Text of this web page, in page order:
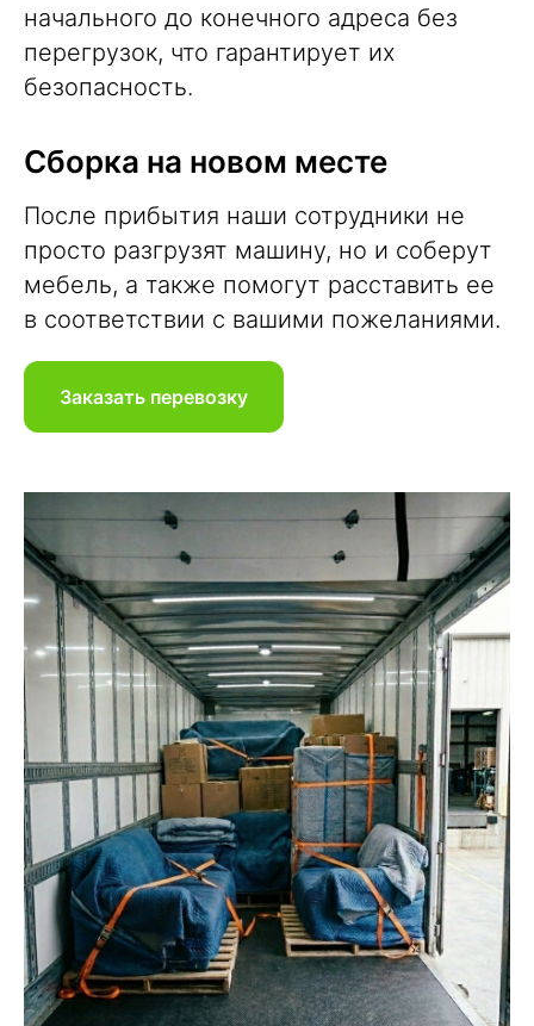
начального до конечного адреса без
перегрузок, что гарантирует их
безопасность.
Сборка на новом месте
После прибытия наши сотрудники не
просто разгрузят машину, но и соберут
мебель, а также помогут расставить ее
в соответствии с вашими пожеланиями.
Заказать перевозку